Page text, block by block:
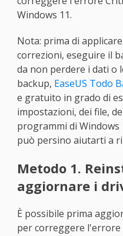
Windows 11.
Nota: prima di
correzioni, eseguire il
da non perdere i dati o
backup, EaseUS Todo
e gratuito in grado di
impostazioni, dei file,
programmi di Windows
può persino aiutarti a
Metodo 1.
aggiornare i
È possibile prima
per correggere l'errore